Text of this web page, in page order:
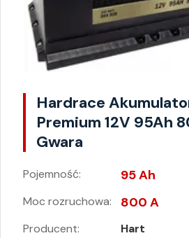
Hardrace
Premium 12V 95Ah
Gwara
Pojemność: 95 Ah
Moc rozruchowa: 800 A
Producent: Hart